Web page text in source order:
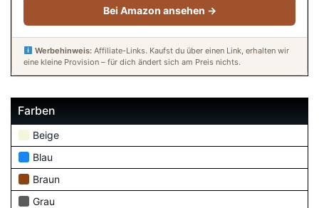
Bei Amazon ansehen →
Werbehinweis:Affiliate-Links. Kaufst du über einen Link, erhalten wir
eine kleine Provision – für dich ändert sich am Preis nichts.
Farben
Beige
Blau
Braun
Grau